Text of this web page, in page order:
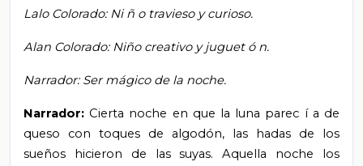
Lalo Colorado: Niñ o travieso y curioso.
Alan Colorado: Niño creativo y juguet ó n.
Narrador: Ser mágico de la noche.
Narrador:Cierta noche en que la luna parec í a de
queso con toques de algodón, las hadas de los
sueños hicieron de las suyas. Aquella noche los